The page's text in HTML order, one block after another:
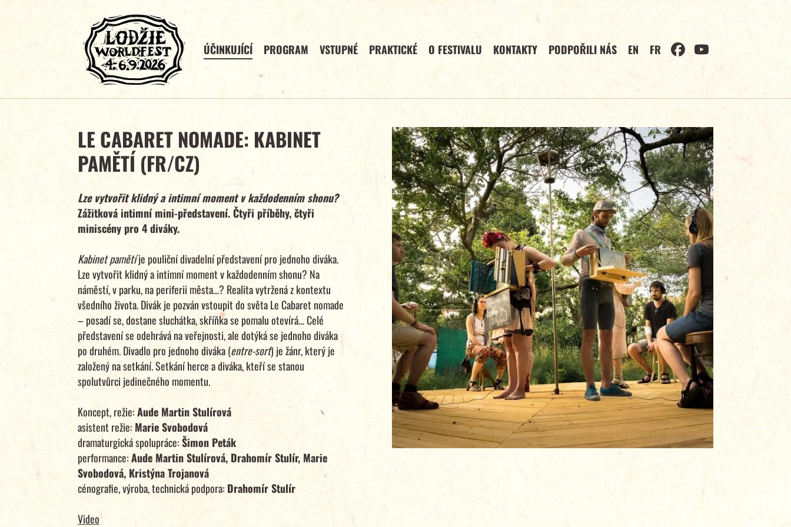
ÚČINKUJÍCÍ PROGRAM VSTUPNÉ PRAKTICKÉ O FESTIVALU KONTAKTY PODPOŘILI NÁS EN FR
LE CABARET NOMADE: KABINET
PAMĚTÍ (FR/CZ)
Lze vytvořit klidný a intimní moment v každodenním shonu?
Zážitková intimní mini-představení. Čtyři příběhy, čtyři
miniscény pro 4 diváky.
Kabinet pamětíje pouliční divadelní představení pro jednoho diváka.
Lze vytvořit klidný a intimní moment v každodenním shonu? Na
náměstí, v parku, na periferii města…? Realita vytržená z kontextu
všedního života. Divák je pozván vstoupit do světa Le Cabaret nomade
– posadí se, dostane sluchátka, skříňka se pomalu otevírá… Celé
představení se odehrává na veřejnosti, ale dotýká se jednoho diváka
po druhém. Divadlo pro jednoho diváka (entre-sort) je žánr, který je
založený na setkání. Setkání herce a diváka, kteří se stanou
spolutvůrci jedinečného momentu.
Koncept, režie:Aude Martin Stulírová
asistent režie: Marie Svobodová
dramaturgická spolupráce:Šimon Peták
performance:Aude Martin Stulírová, Drahomír Stulír, Marie
Svobodová, Kristýna Trojanová
cénografie, výroba, technická podpora: Drahomír Stulír
Video